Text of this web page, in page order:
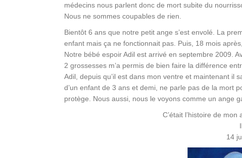
médecins nous parlent donc de mort subite du
Nous ne sommes coupables de rien.
Bientôt 6 ans que notre petit ange s’est envolé. La
enfant mais ça ne fonctionnait pas. Puis, 18 mois
Notre bébé espoir Adil est arrivé en septembre 2009.
2 grossesses m’a permis de bien faire la différence
Adil, depuis qu’il est dans mon ventre et maintenant il
d’un enfant de 3 ans et demi, ne parle pas de la mort
protège. Nous aussi, nous le voyons comme un ange
C’était l’histoire de
14